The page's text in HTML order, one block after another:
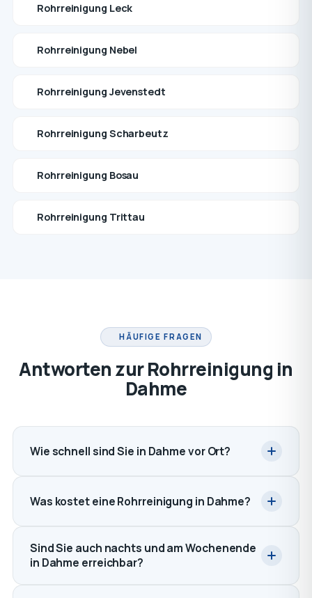
Rohrreinigung Leck
Rohrreinigung Nebel
Rohrreinigung Jevenstedt
Rohrreinigung Scharbeutz
Rohrreinigung Bosau
Rohrreinigung Trittau
HÄUFIGE FRAGEN
Antworten zur Rohrreinigung in
Dahme
Wie schnell sind Sie in Dahme vor Ort?
Was kostet eine Rohrreinigung in Dahme?
Sind Sie auch nachts und am Wochenende
in Dahme erreichbar?